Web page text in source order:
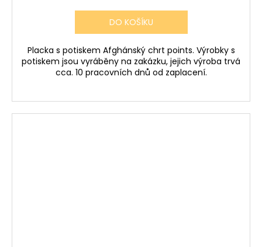
DO KOŠÍKU
Placka s potiskem Afghánský chrt points. Výrobky s
potiskem jsou vyráběny na zakázku, jejich výroba trvá
cca. 10 pracovních dnů od zaplacení.